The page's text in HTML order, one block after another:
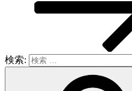
検索: